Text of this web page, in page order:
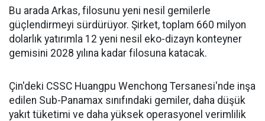
Bu arada Arkas, filosunu yeni nesil gemilerle
güçlendirmeyi sürdürüyor. Şirket, toplam 660 milyon
dolarlık yatırımla 12 yeni nesil eko-dizayn konteyner
gemisini 2028 yılına kadar filosuna katacak.
Çin'deki CSSC Huangpu Wenchong Tersanesi'nde inşa
edilen Sub-Panamax sınıfındaki gemiler, daha düşük
yakıt tüketimi ve daha yüksek operasyonel verimlilik